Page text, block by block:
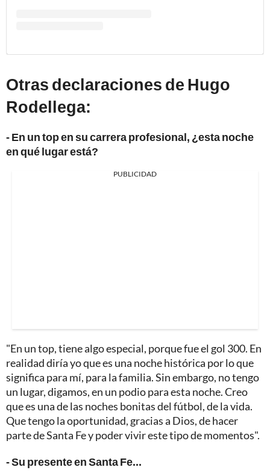
Otras declaraciones de Hugo
Rodellega:
- En un top en su carrera profesional, ¿esta noche
en qué lugar está?
PUBLICIDAD
"En un top, tiene algo especial, porque fue el gol 300. En
realidad diría yo que es una noche histórica por lo que
significa para mí, para la familia. Sin embargo, no tengo
un lugar, digamos, en un podio para esta noche. Creo
que es una de las noches bonitas del fútbol, de la vida.
Que tengo la oportunidad, gracias a Dios, de hacer
parte de Santa Fe y poder vivir este tipo de momentos".
- Su presente en Santa Fe...